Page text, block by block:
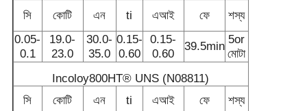
সি
কোটি এন ti এআই ফে
শস্য
0.05-
0.1
19.0-
23.0
30.0-
35.0
0.15-
0.60
0.15-
0.60
39.5min 5or
মোটা
Incoloy800HT® UNS (N08811)
সি
কোটি এন ti এআই ফে
শস্য